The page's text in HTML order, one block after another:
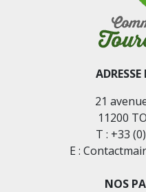
21
11200
T : +33
E :
NOS